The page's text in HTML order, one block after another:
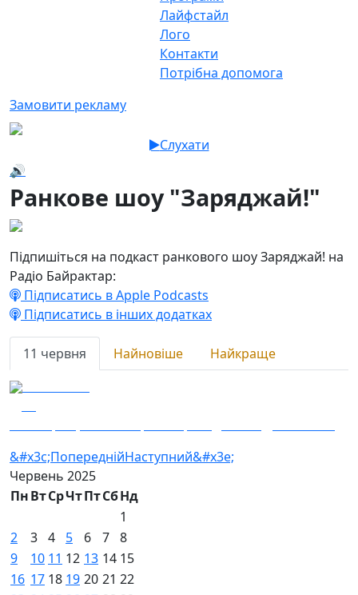
Лайфстайл
Лого
Контакти
Потрібна допомога
Замовити рекламу
Слухати
🔊
Ранкове шоу "Заряджай!"
Підпишіться на подкаст ранкового шоу Заряджай! на
Радіо Байрактар:
Підписатись в Apple Podcasts
Підписатись в інших додатках
11 червня Найновіше
Найкраще
&#x3c;ПопереднійНаступний&#x3e;
Червень 2025
ПнВтСрЧтПтСбНд
1
2
3 4 5 6 7 8
9
10 11 12 13 14 15
16 17 18 19 20 21 22